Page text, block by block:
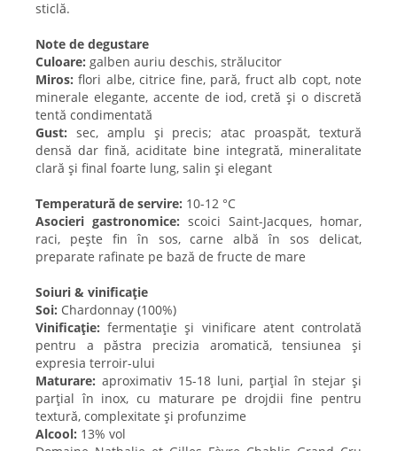
sticlă.
Note de degustare
Culoare: galben auriu deschis, strălucitor
Miros: flori albe, citrice fine, pară, fruct alb copt, note
minerale elegante, accente de iod, cretă și o discretă
tentă condimentată
Gust: sec, amplu și precis; atac proaspăt, textură
densă dar fină, aciditate bine integrată, mineralitate
clară și final foarte lung, salin și elegant
Temperatură de servire: 10-12 °C
Asocieri gastronomice: scoici Saint-Jacques, homar,
raci, pește fin în sos, carne albă în sos delicat,
preparate rafinate pe bază de fructe de mare
Soiuri & vinificație
Soi: Chardonnay (100%)
Vinificație: fermentație și vinificare atent controlată
pentru a păstra precizia aromatică, tensiunea și
expresia terroir-ului
Maturare: aproximativ 15-18 luni, parțial în stejar și
parțial în inox, cu maturare pe drojdii fine pentru
textură, complexitate și profunzime
Alcool: 13% vol